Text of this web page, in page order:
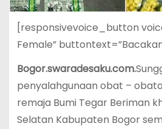
[responsivevoice_button
Female”
Bogor.swaradesaku.com.
penyalahgunaan obat –
remaja Bumi Tegar Beriman
Selatan Kabupaten Bogor